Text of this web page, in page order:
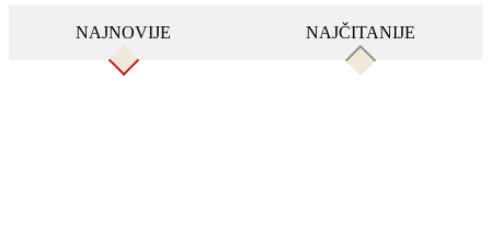
NAJNOVIJE NAJČITANIJE